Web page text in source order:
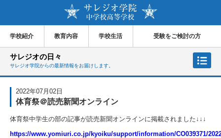
学校紹介 教育内容 学校生活 受験をご検討の方
サレジオの日々
サレジオ学院からの最新情報をお届けします。
2022年07月02日
体育祭＠読売新聞オンライン
体育祭中学生の部の記事が読売新聞オンラインに掲載されました↓↓↓
https://www.yomiuri.co.jp/kyoiku/support/information/CO039371/